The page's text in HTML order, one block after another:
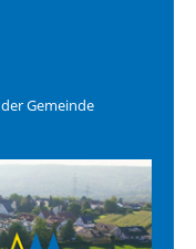
der Gemeinde